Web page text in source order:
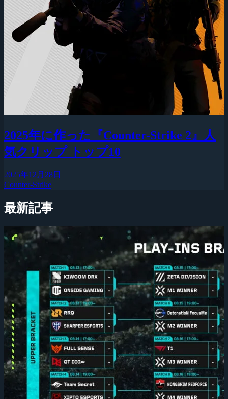
2025年に作った『Counter-Strike 2』人
気クリップ トップ10
2025年12月28日
Counter-Strike
最新記事